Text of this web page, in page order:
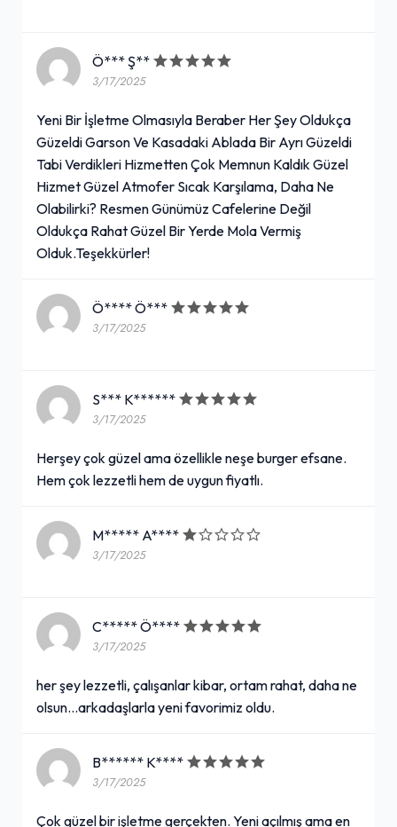
Ö*** Ş**
3/17/2025
Yeni Bir İşletme Olmasıyla Beraber Her Şey Oldukça
Güzeldi Garson Ve Kasadaki Ablada Bir Ayrı Güzeldi
Tabi Verdikleri Hizmetten Çok Memnun Kaldık Güzel
Hizmet Güzel Atmofer Sıcak Karşılama, Daha Ne
Olabilirki? Resmen Günümüz Cafelerine Değil
Oldukça Rahat Güzel Bir Yerde Mola Vermiş
Olduk.Teşekkürler!
Ö**** Ö***
3/17/2025
S*** K******
3/17/2025
Herşey çok güzel ama özellikle neşe burger efsane.
Hem çok lezzetli hem de uygun fiyatlı.
M***** A****
3/17/2025
C***** Ö****
3/17/2025
her şey lezzetli, çalışanlar kibar, ortam rahat, daha ne
olsun...arkadaşlarla yeni favorimiz oldu.
B****** K****
3/17/2025
Çok güzel bir işletme gerçekten. Yeni açılmış ama en